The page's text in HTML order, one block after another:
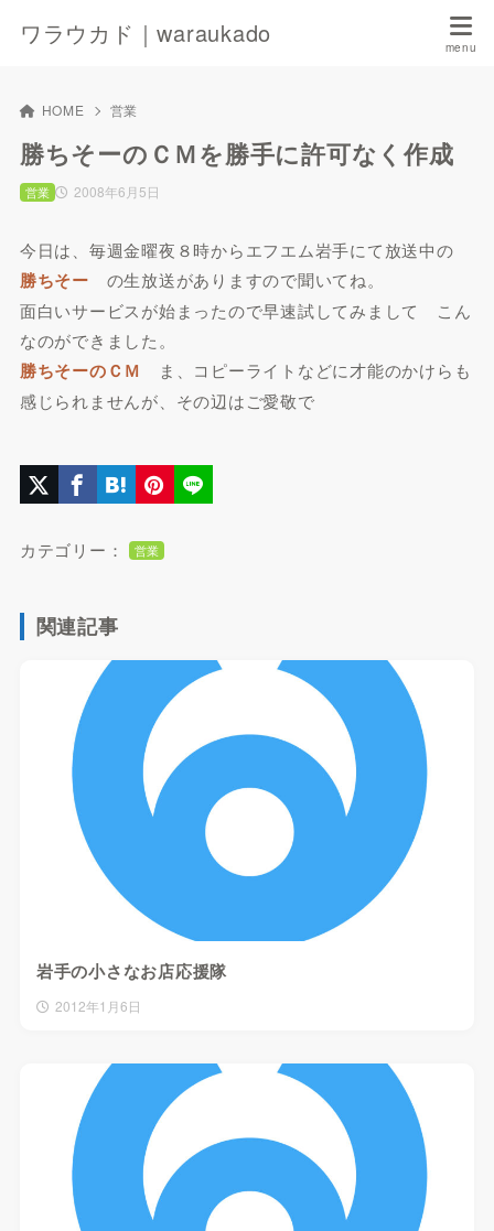
ワラウカド｜waraukado
HOME 営業
勝ちそーのＣＭを勝手に許可なく作成
2008年6月5日
営業
今日は、毎週金曜夜８時からエフエム岩手にて放送中の
勝ちそー の生放送がありますので聞いてね。
面白いサービスが始まったので早速試してみまして こん
なのができました。
勝ちそーのＣＭ
ま、コピーライトなどに才能のかけらも
感じられませんが、その辺はご愛敬で
カテゴリー： 営業
関連記事
岩手の小さなお店応援隊
2012年1月6日